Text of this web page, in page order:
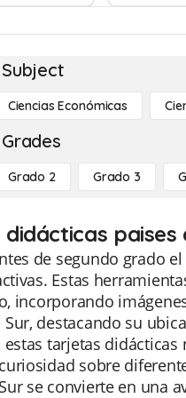
Ciencias Económicas
Grado 2 Grado 3
de segundo grado
Estas
incorporando
destacando su
estas tarjetas
sobre
se convierte en una